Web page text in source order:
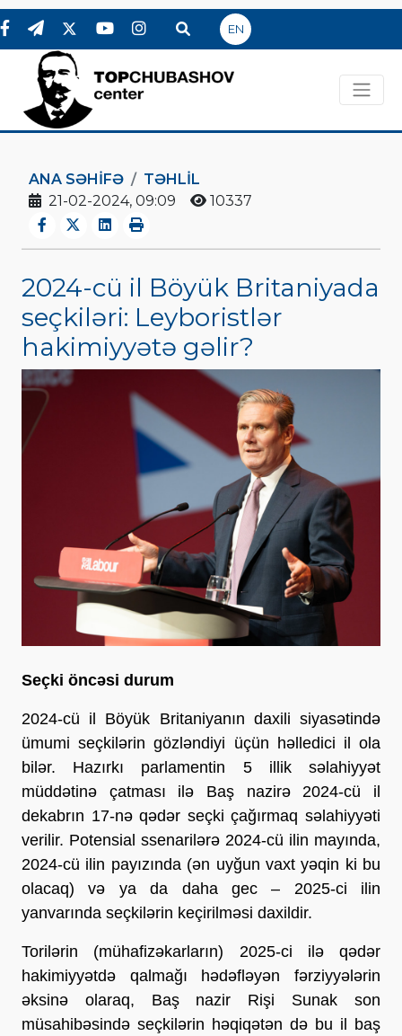
EN
ANA SƏHIFƏ
TƏHLİL
21-02-2024, 09:09
10337
2024-cü il Böyük Britaniyada
seçkiləri: Leyboristlər
hakimiyyətə gəlir?
Seçki öncəsi durum
2024-cü il Böyük Britaniyanın daxili siyasətində
ümumi seçkilərin gözləndiyi üçün həlledici il ola
bilər. Hazırkı parlamentin 5 illik səlahiyyət
müddətinə çatması ilə Baş nazirə 2024-cü il
dekabrın 17-nə qədər seçki çağırmaq səlahiyyəti
verilir. Potensial ssenarilərə 2024-cü ilin mayında,
2024-cü ilin payızında (ən uyğun vaxt yəqin ki bu
olacaq) və ya da daha gec – 2025-ci ilin
yanvarında seçkilərin keçirilməsi daxildir.
Torilərin (mühafizəkarların) 2025-ci ilə qədər
hakimiyyətdə qalmağı hədəfləyən fərziyyələrin
əksinə olaraq, Baş nazir Rişi Sunak son
müsahibəsində seçkilərin həqiqətən də bu il baş